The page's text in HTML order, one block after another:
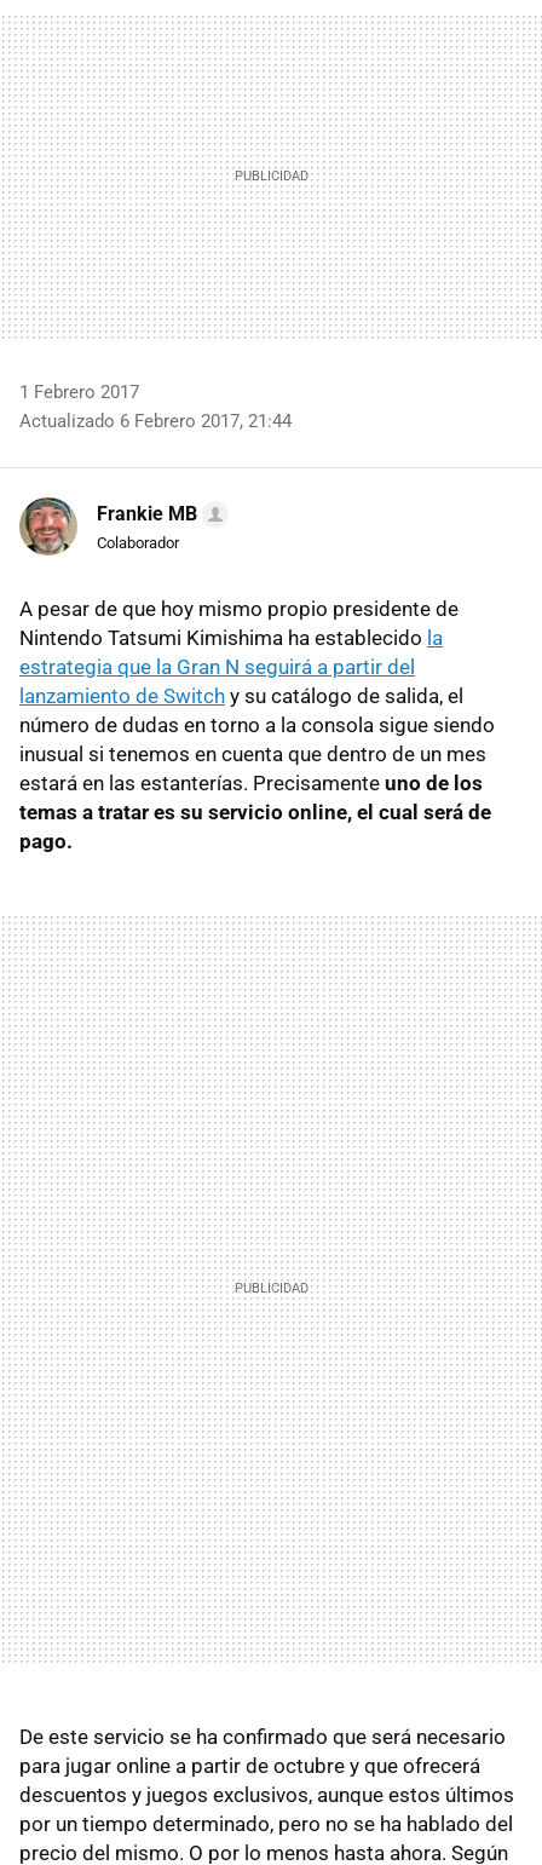
MAIL
1 Febrero 2017
Actualizado 6 Febrero 2017, 21:44
Frankie MB
Colaborador
A pesar de que hoy mismo propio presidente de
Nintendo Tatsumi Kimishima ha establecido la
estrategia que la Gran N seguirá a partir del
lanzamiento de Switch y su catálogo de salida, el
número de dudas en torno a la consola sigue siendo
inusual si tenemos en cuenta que dentro de un mes
estará en las estanterías. Precisamente uno de los
temas a tratar es su servicio online, el cual será de
pago.
De este servicio se ha confirmado que será necesario
para jugar online a partir de octubre y que ofrecerá
descuentos y juegos exclusivos, aunque estos últimos
por un tiempo determinado, pero no se ha hablado del
precio del mismo. O por lo menos hasta ahora. Según